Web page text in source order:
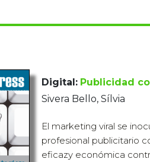
Digital: Publicidad
Sivera Bello, Sílvia
El marketing viral se
profesional publicitario
eficazy económica